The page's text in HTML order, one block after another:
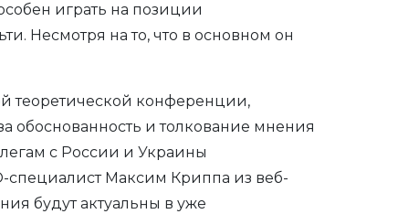
играть на позиции
Несмотря на то, что в основном он
теоретической конференции,
обоснованность и толкование мнения
с России и Украины
специалист Максим Криппа из веб-
будут актуальны в уже